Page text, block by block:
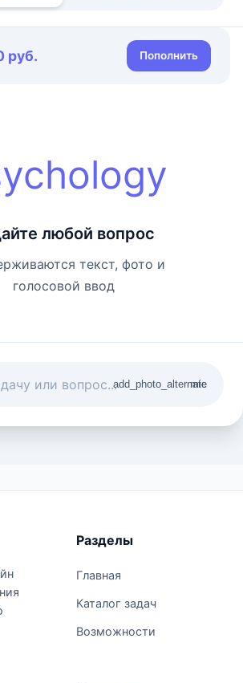
руб. Пополнить
любой вопрос
текст, фото и
голосовой ввод
add_photo_alternate
mic
Разделы
Главная
Каталог задач
Возможности